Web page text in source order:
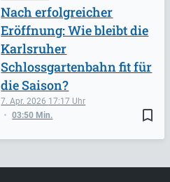
bookmark_border
7. Apr. 2026 17:17
03:50 Min.
Nach erfolgreicher
Eröffnung: Wie bleibt die
Karlsruher
Schlossgartenbahn fit für
die Saison?